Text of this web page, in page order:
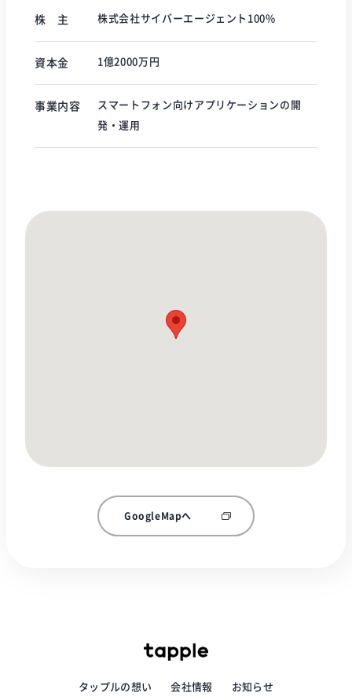
株 主 株式会社サイバーエージェント100%
資本金 1億2000万円
事業内容
スマートフォン向けアプリケーションの開
発・運用
GoogleMapへ
タップルの想い 会社情報 お知らせ